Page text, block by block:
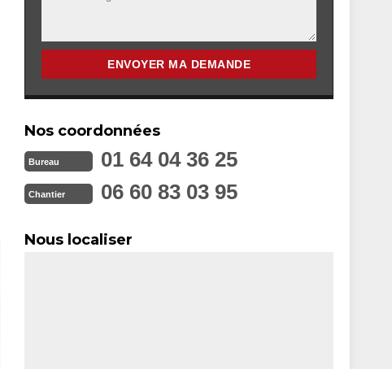
Nos coordonnées
Bureau 01 64 04 36 25
Chantier 06 60 83 03 95
Nous localiser